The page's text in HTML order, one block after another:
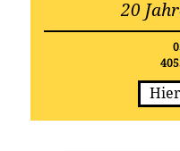
bisschen Glück.
Jodelzirkus
Werdegang von
die Konzerte im
20